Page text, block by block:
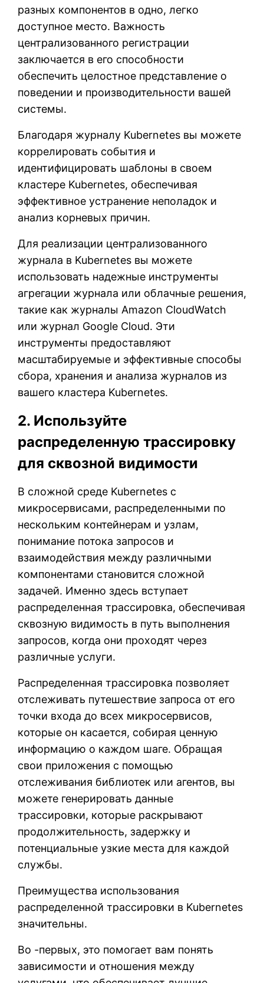
разных компонентов в одно, легко
доступное место. Важность
централизованного регистрации
заключается в его способности
обеспечить целостное представление о
поведении и производительности вашей
системы.
Благодаря журналу Kubernetes вы можете
коррелировать события и
идентифицировать шаблоны в своем
кластере Kubernetes, обеспечивая
эффективное устранение неполадок и
анализ корневых причин.
Для реализации централизованного
журнала в Kubernetes вы можете
использовать надежные инструменты
агрегации журнала или облачные решения,
такие как журналы Amazon CloudWatch
или журнал Google Cloud. Эти
инструменты предоставляют
масштабируемые и эффективные способы
сбора, хранения и анализа журналов из
вашего кластера Kubernetes.
2. Используйте
распределенную трассировку
для сквозной видимости
В сложной среде Kubernetes с
микросервисами, распределенными по
нескольким контейнерам и узлам,
понимание потока запросов и
взаимодействия между различными
компонентами становится сложной
задачей. Именно здесь вступает
распределенная трассировка, обеспечивая
сквозную видимость в путь выполнения
запросов, когда они проходят через
различные услуги.
Распределенная трассировка позволяет
отслеживать путешествие запроса от его
точки входа до всех микросервисов,
которые он касается, собирая ценную
информацию о каждом шаге. Обращая
свои приложения с помощью
отслеживания библиотек или агентов, вы
можете генерировать данные
трассировки, которые раскрывают
продолжительность, задержку и
потенциальные узкие места для каждой
службы.
Преимущества использования
распределенной трассировки в Kubernetes
значительны.
Во -первых, это помогает вам понять
зависимости и отношения между